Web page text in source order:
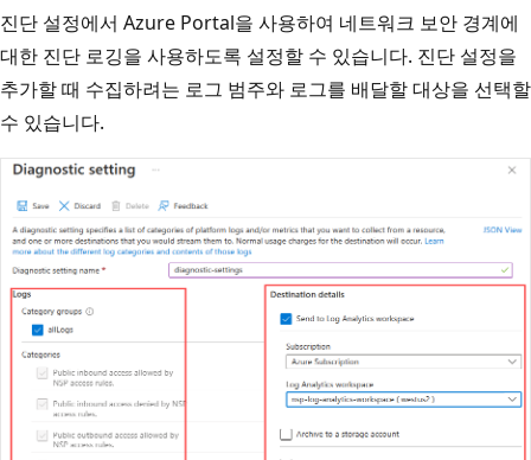
진단 설정에서 Azure Portal을 사용하여 네트워크 보안 경계에
대한 진단 로깅을 사용하도록 설정할 수 있습니다. 진단 설정을
추가할 때 수집하려는 로그 범주와 로그를 배달할 대상을 선택할
수 있습니다.